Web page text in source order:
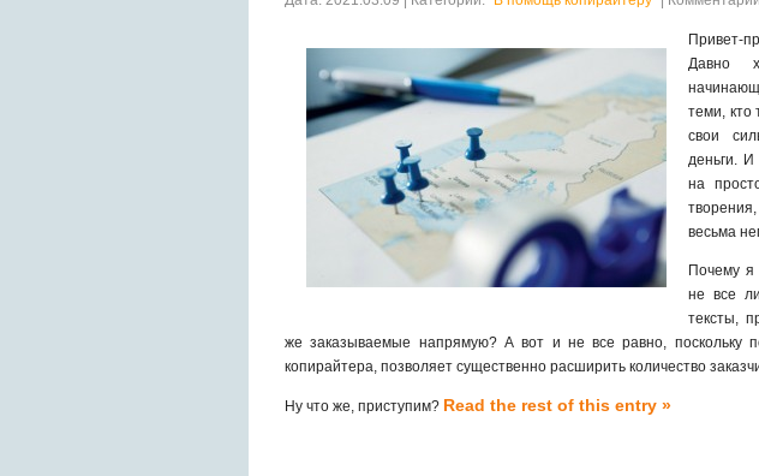
Привет-
Давно
теми, кто
свои
деньги. И
на
весьма
Почему я
не все
тексты,
же заказываемые напрямую? А вот и не все равно, поскольку
копирайтера, позволяет существенно расширить количество
Ну что же, приступим? Read the rest of this entry »